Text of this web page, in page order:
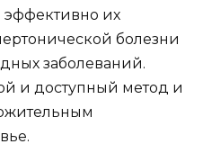
эффективно их
болезни
заболеваний.
и доступный метод и